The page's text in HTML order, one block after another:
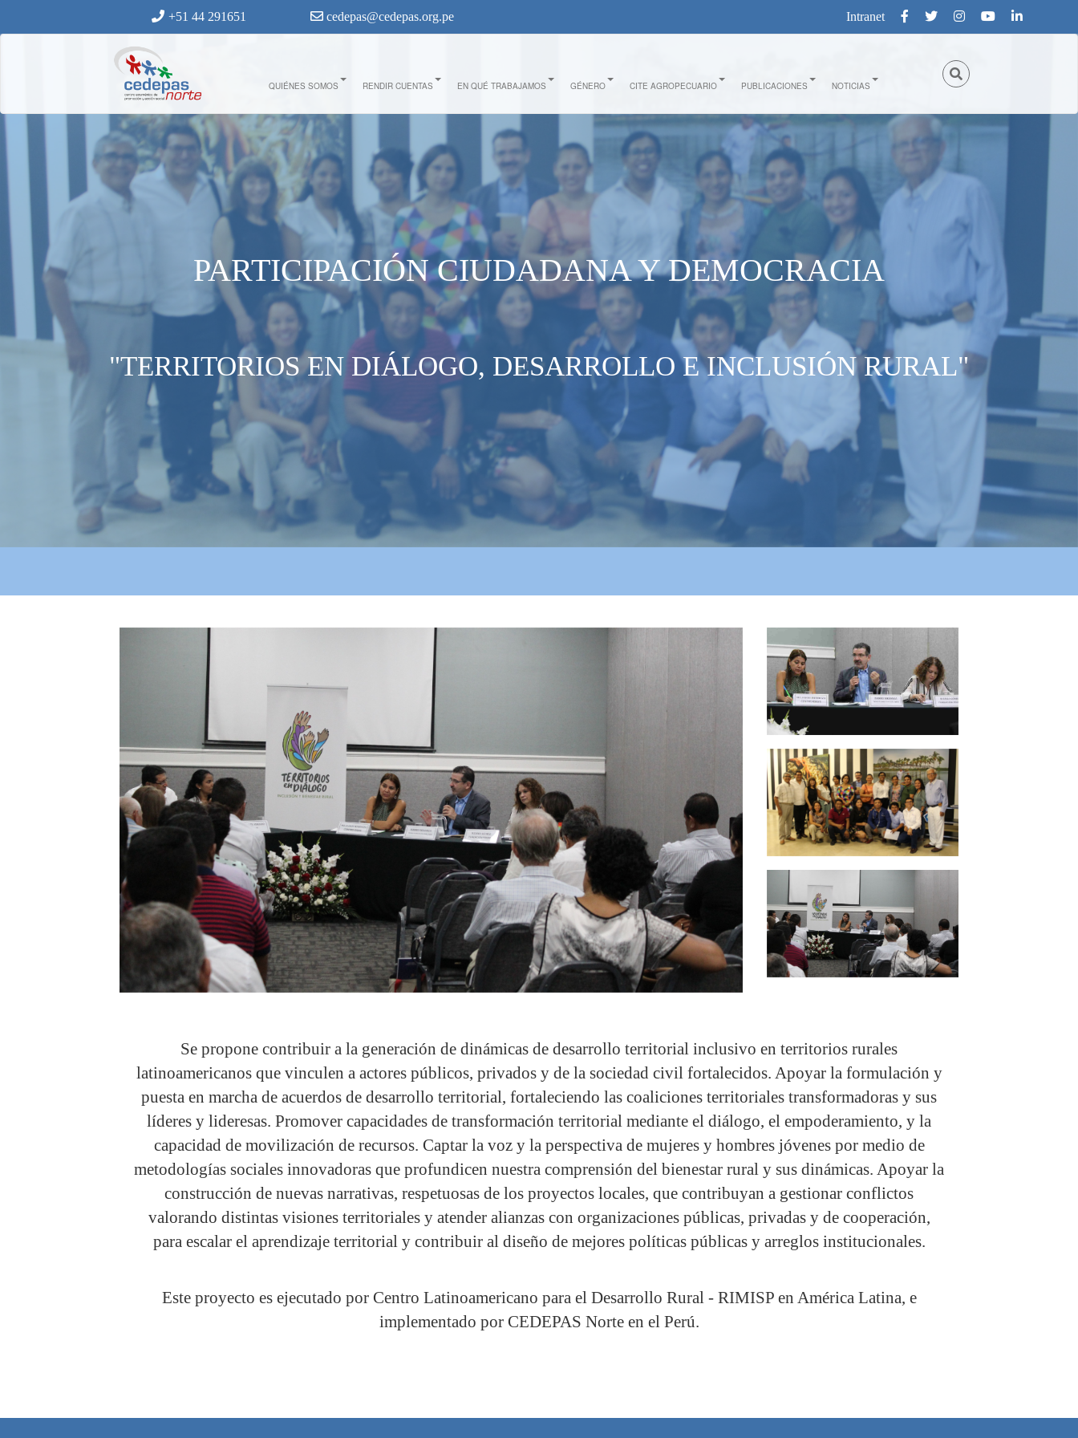
+51 44 291651 cedepas@cedepas.org.pe Intranet
QUIÉNES SOMOS RENDIR CUENTAS EN QUÉ TRABAJAMOS GÉNERO CITE AGROPECUARIO PUBLICACIONES NOTICIAS
1._territorios_en_dialogo.jpg
PARTICIPACIÓN CIUDADANA Y DEMOCRACIA
"TERRITORIOS EN DIÁLOGO, DESARROLLO E INCLUSIÓN RURAL"
2._territorios_en_dialogo_2.jpg
Se propone contribuir a la generación de dinámicas de desarrollo territorial inclusivo en territorios rurales
latinoamericanos que vinculen a actores públicos, privados y de la sociedad civil fortalecidos. Apoyar la formulación y
puesta en marcha de acuerdos de desarrollo territorial, fortaleciendo las coaliciones territoriales transformadoras y sus
líderes y lideresas. Promover capacidades de transformación territorial mediante el diálogo, el empoderamiento, y la
capacidad de movilización de recursos. Captar la voz y la perspectiva de mujeres y hombres jóvenes por medio de
metodologías sociales innovadoras que profundicen nuestra comprensión del bienestar rural y sus dinámicas. Apoyar la
construcción de nuevas narrativas, respetuosas de los proyectos locales, que contribuyan a gestionar conflictos
valorando distintas visiones territoriales y atender alianzas con organizaciones públicas, privadas y de cooperación,
para escalar el aprendizaje territorial y contribuir al diseño de mejores políticas públicas y arreglos institucionales.
Este proyecto es ejecutado por Centro Latinoamericano para el Desarrollo Rural - RIMISP en América Latina, e
implementado por CEDEPAS Norte en el Perú.